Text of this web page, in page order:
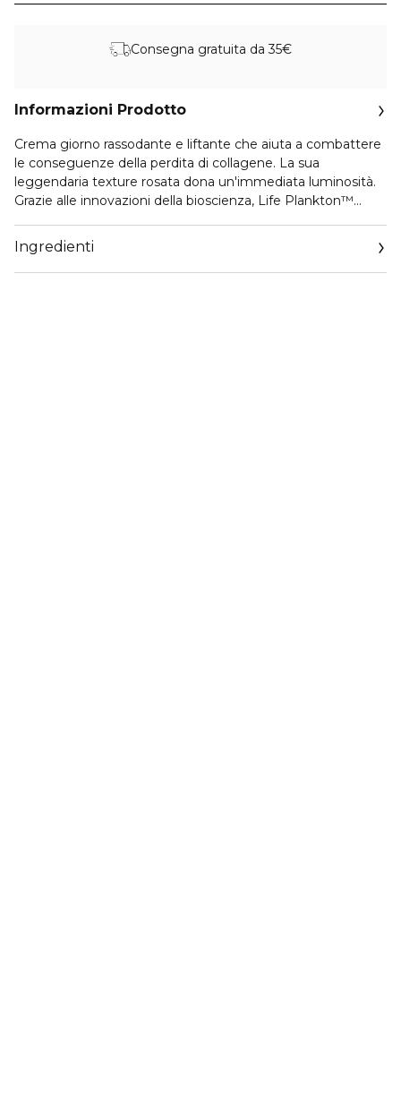
Consegna gratuita da 35€
Informazioni Prodotto
Crema giorno rassodante e liftante che aiuta a combattere
le conseguenze della perdita di collagene. La sua
leggendaria texture rosata dona un'immediata luminosità.
Grazie alle innovazioni della bioscienza, Life Plankton™
interno(1). In sole 4 ore la pelle appare più compatta (2) e
come liftata (3).
La crema Blue Peptides Uplift è vegana, cioè senza
Ingredienti